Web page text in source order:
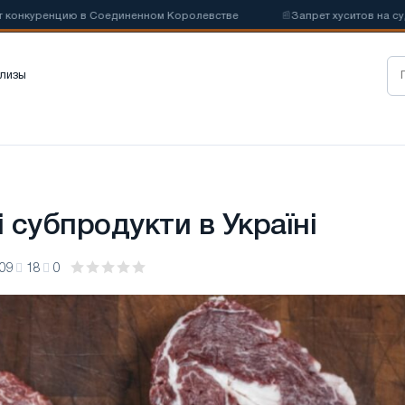
в Соединенном Королевстве Запрет хуситов на
в Україні
18 0